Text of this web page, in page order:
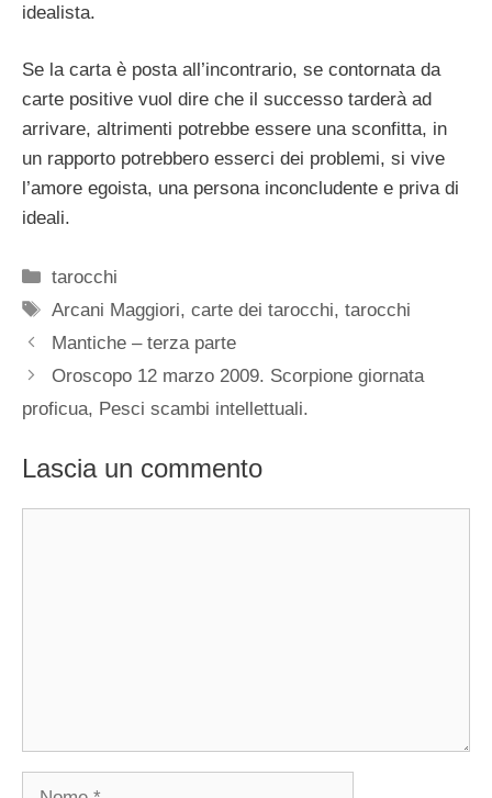
idealista.
Se la carta è posta all’incontrario, se contornata da
carte positive vuol dire che il successo tarderà ad
arrivare, altrimenti potrebbe essere una sconfitta, in
un rapporto potrebbero esserci dei problemi, si vive
l’amore egoista, una persona inconcludente e priva di
ideali.
Categorie
tarocchi
Tag
Arcani Maggiori,carte dei tarocchi,tarocchi
Mantiche – terza parte
Oroscopo 12 marzo 2009. Scorpione giornata
proficua, Pesci scambi intellettuali.
Lascia un commento
Nome